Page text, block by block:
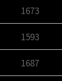
1673
1593
1687